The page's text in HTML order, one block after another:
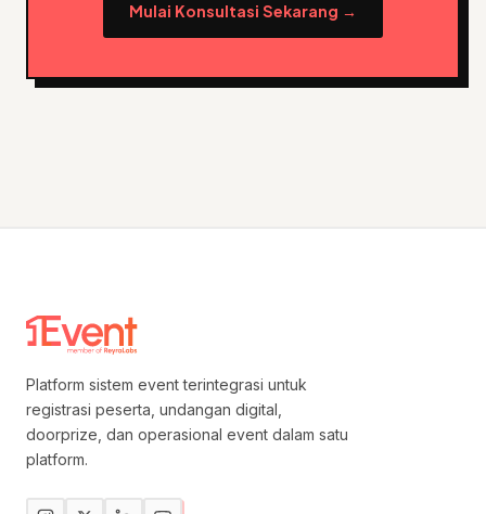
Mulai Konsultasi Sekarang →
Platform sistem event terintegrasi untuk
registrasi peserta, undangan digital,
doorprize, dan operasional event dalam satu
platform.